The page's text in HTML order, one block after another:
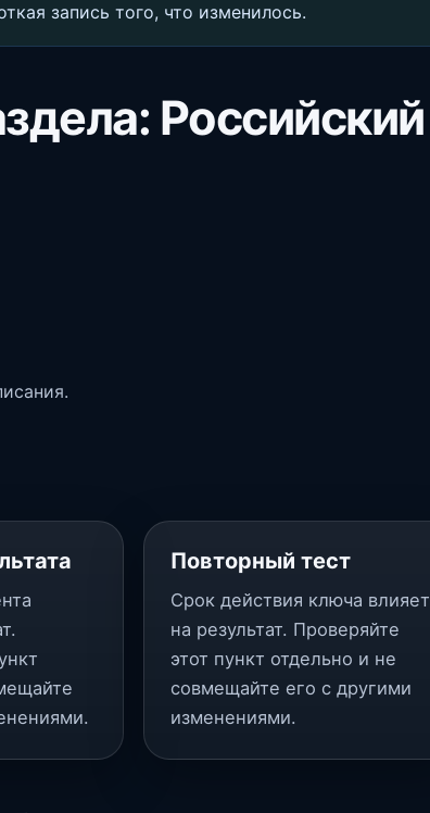
запись того, что изменилось.
Российский
Повторный тест
Срок действия ключа влияет
на результат. Проверяйте
этот пункт отдельно и не
совмещайте его с другими
изменениями.